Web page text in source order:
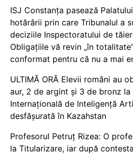
ISJ Constanța pasează
hotărârii prin care Tribunalul a
deciziile Inspectoratului de
Obligațiile vă revin „în
conformat pentru că nu a mai
ULTIMĂ ORĂ Elevii români au
aur, 2 de argint și 3 de bronz la
Internațională de Inteligență
desfășurată în Kazahstan
Profesorul Petruț Rizea: O
la Titularizare, iar după